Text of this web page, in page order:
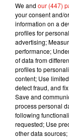
Publié :
We and our (447)
your consent and/
information on a
profiles for
advertising;
performance;
of data from
profiles to
content; Use
detect fraud, and
Save and
process personal
following
requested; Use
other data